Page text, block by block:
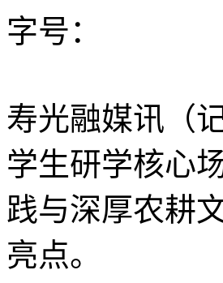
字号：
寿光融媒讯（
学生研学核心
践与深厚农耕
亮点。